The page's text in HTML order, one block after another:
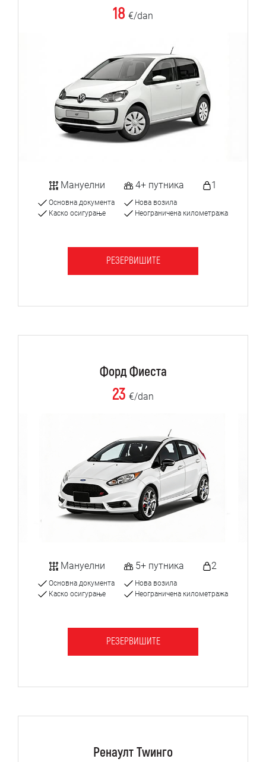
18 €/dan
Мануелни 4+ путника 1
Основна документа
Каско осигурање
Нова возила
Неограничена километража
РЕЗЕРВИШИТЕ
Форд Фиеста
23 €/dan
Мануелни 5+ путника 2
Основна документа
Каско осигурање
Нова возила
Неограничена километража
РЕЗЕРВИШИТЕ
Ренаулт Тwинго